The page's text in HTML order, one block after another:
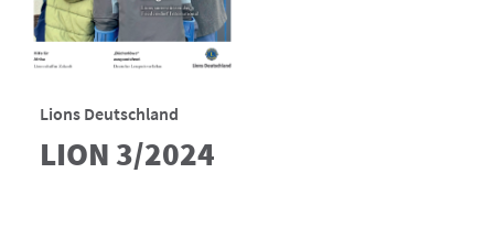
Lions Deutschland
LION 3/2024